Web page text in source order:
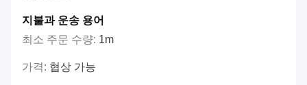
지불과 운송 용어
최소 주문 수량: 1m
가격: 협상 가능